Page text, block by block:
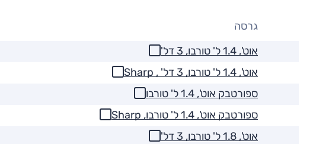
גרסה
אוט', 1.4 ל' טורבו, 3 דל'
אוט', 1.4 ל' טורבו, 3 דל' , Sharp
ספורטבק אוט', 1.4 ל' טורבו
ספורטבק אוט', 1.4 ל' טורבו, Sharp
אוט', 1.8 ל' טורבו, 3 דל'